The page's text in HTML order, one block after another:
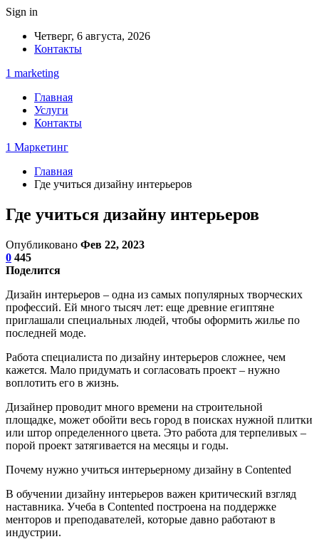
Sign in
Четверг, 6 августа, 2026
Контакты
1 marketing
Главная
Услуги
Контакты
1 Маркетинг
Главная
Где учиться дизайну интерьеров
Где учиться дизайну интерьеров
Опубликовано Фев 22, 2023
0 445
Поделится
Дизайн интерьеров – одна из самых популярных творческих
профессий. Ей много тысяч лет: еще древние египтяне
приглашали специальных людей, чтобы оформить жилье по
последней моде.
Работа специалиста по дизайну интерьеров сложнее, чем
кажется. Мало придумать и согласовать проект – нужно
воплотить его в жизнь.
Дизайнер проводит много времени на строительной
площадке, может обойти весь город в поисках нужной плитки
или штор определенного цвета. Это работа для терпеливых –
порой проект затягивается на месяцы и годы.
Почему нужно учиться интерьерному дизайну в Contented
В обучении дизайну интерьеров важен критический взгляд
наставника. Учеба в Contented построена на поддержке
менторов и преподавателей, которые давно работают в
индустрии.